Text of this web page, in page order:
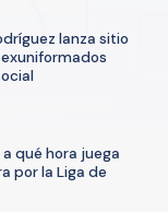
lanza sitio
qué hora juega
por la Liga de